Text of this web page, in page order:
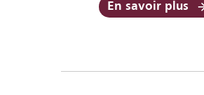
En savoir plus